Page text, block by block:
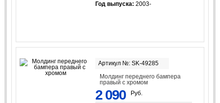
Год выпуска: 2003-
Артикул №: SK-49285
Молдинг переднего бампера
правый с хромом
2 090 Руб.